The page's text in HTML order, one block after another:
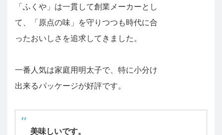
「ふくや」は一貫して創業メーカーとし
て、「原点の味」を守りつつも時代に合
ったおいしさを追求してきました。
一番人気は家庭用明太子で、特に小分け
出来るパッケージが好評です。
美味しいです。